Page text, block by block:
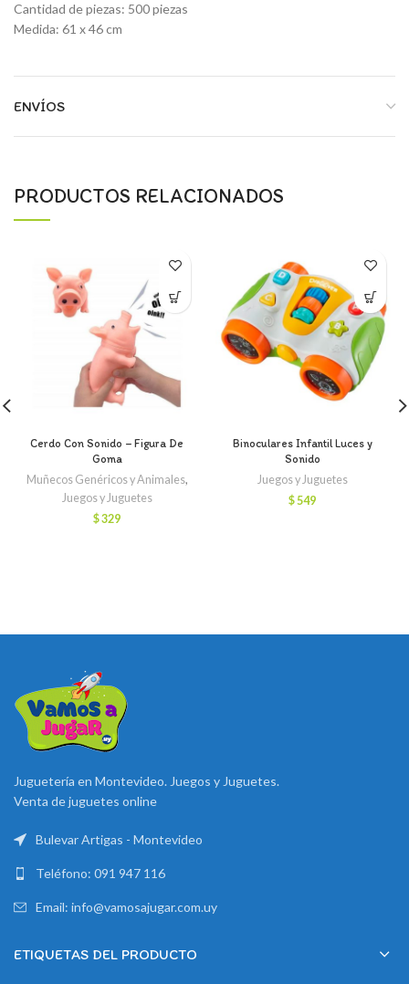
Cantidad de piezas: 500 piezas
Medida: 61 x 46 cm
ENVÍOS
PRODUCTOS RELACIONADOS
Cerdo Con Sonido – Figura De
Goma
Muñecos Genéricos y Animales,
Juegos y Juguetes
$329
Binoculares Infantil Luces y
Sonido
Juegos y Juguetes
$549
Juguetería en Montevideo. Juegos y Juguetes.
Venta de juguetes online
Bulevar Artigas - Montevideo
Teléfono: 091 947 116
Email: info@vamosajugar.com.uy
ETIQUETAS DEL PRODUCTO